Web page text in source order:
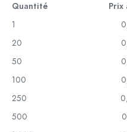
Quantité Prix
1
20
50
100
250
500